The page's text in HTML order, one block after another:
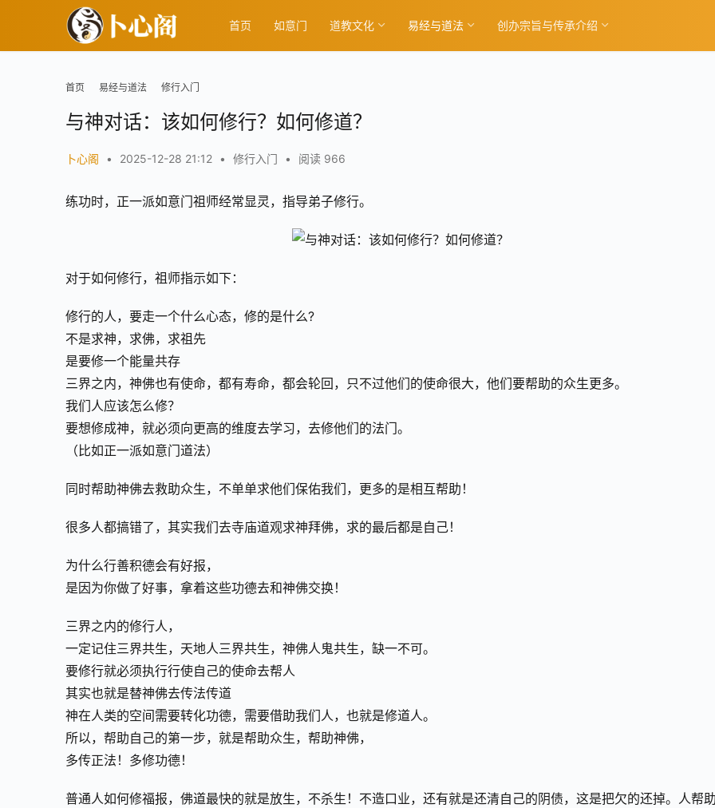
首页 如意门 道教文化 易经与道法 创办宗旨与传承介绍
首页 易经与道法 修行入门
与神对话：该如何修行？如何修道？
卜心阁 • 2025-12-28 21:12 • 修行入门 • 阅读 966
练功时，正一派如意门祖师经常显灵，指导弟子修行。
对于如何修行，祖师指示如下：
修行的人，要走一个什么心态，修的是什么?
不是求神，求佛，求祖先
是要修一个能量共存
三界之内，神佛也有使命，都有寿命，都会轮回，只不过他们的使命很大，他们要帮助的众生更多。
我们人应该怎么修？
要想修成神，就必须向更高的维度去学习，去修他们的法门。
（比如正一派如意门道法）
同时帮助神佛去救助众生，不单单求他们保佑我们，更多的是相互帮助！
很多人都搞错了，其实我们去寺庙道观求神拜佛，求的最后都是自己！
为什么行善积德会有好报，
是因为你做了好事，拿着这些功德去和神佛交换！
三界之内的修行人，
一定记住三界共生，天地人三界共生，神佛人鬼共生，缺一不可。
要修行就必须执行行使自己的使命去帮人
其实也就是替神佛去传法传道
神在人类的空间需要转化功德，需要借助我们人，也就是修道人。
所以，帮助自己的第一步，就是帮助众生，帮助神佛，
多传正法！多修功德！
普通人如何修福报，佛道最快的就是放生，不杀生！不造口业，还有就是还清自己的阴债，这是把欠的还掉。人帮